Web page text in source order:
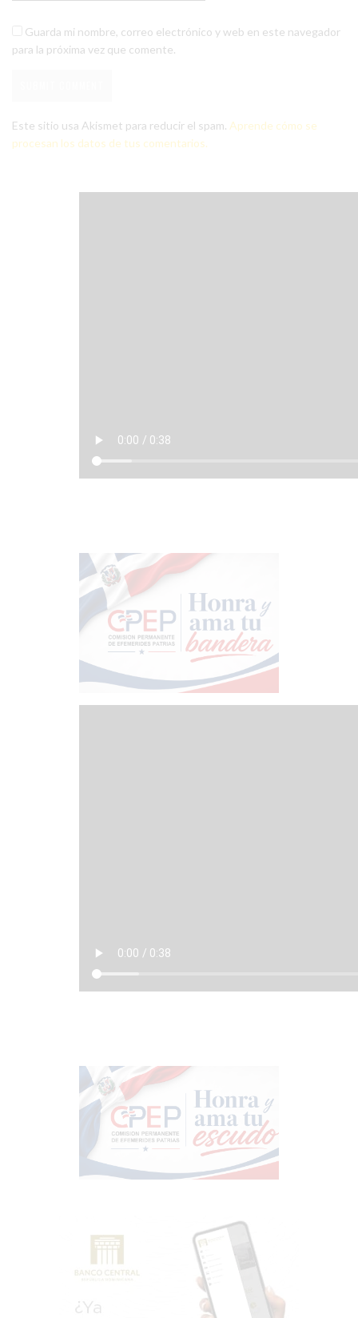
Guarda mi nombre, correo electrónico y web en este navegador
para la próxima vez que comente.
Este sitio usa Akismet para reducir el spam. Aprende cómo se
procesan los datos de tus comentarios.